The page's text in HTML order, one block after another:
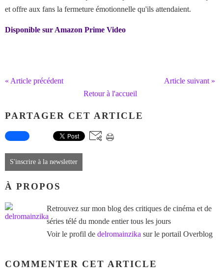
et offre aux fans la fermeture émotionnelle qu'ils attendaient.
Disponible sur Amazon Prime Video
« Article précédent
Article suivant »
Retour à l'accueil
PARTAGER CET ARTICLE
S'inscrire à la newsletter
À PROPOS
Retrouvez sur mon blog des critiques de cinéma et de
séries télé du monde entier tous les jours
Voir le profil de delromainzika sur le portail Overblog
COMMENTER CET ARTICLE